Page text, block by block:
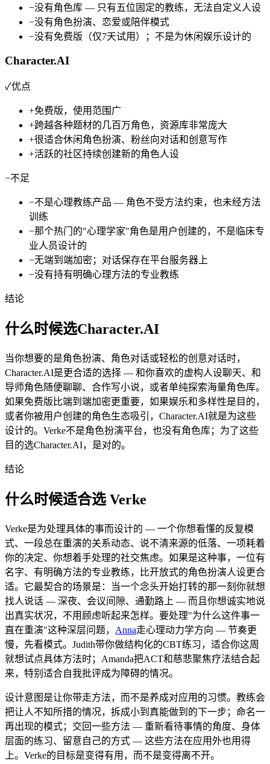
−没有角色库 — 只有五位固定的教练，无法自定义人设
−没有角色扮演、恋爱或陪伴模式
−没有免费版（仅7天试用）；不是为休闲娱乐设计的
Character.AI
✓优点
+免费版，使用范围广
+跨越各种题材的几百万角色，资源库非常庞大
+很适合休闲角色扮演、粉丝向对话和创意写作
+活跃的社区持续创建新的角色人设
−不足
−不是心理教练产品 — 角色不受方法约束，也未经方法
训练
−那个热门的"心理学家"角色是用户创建的，不是临床专
业人员设计的
−无端到端加密；对话保存在平台服务器上
−没有持有明确心理方法的专业教练
结论
什么时候选Character.AI
当你想要的是角色扮演、角色对话或轻松的创意对话时，
Character.AI是更合适的选择 — 和你喜欢的虚构人设聊天、和
导师角色随便聊聊、合作写小说，或者单纯探索海量角色库。
如果免费版比端到端加密更重要，如果娱乐和多样性是目的，
或者你被用户创建的角色生态吸引，Character.AI就是为这些
设计的。Verke不是角色扮演平台，也没有角色库；为了这些
目的选Character.AI，是对的。
结论
什么时候适合选 Verke
Verke是为处理具体的事而设计的 — 一个你想看懂的反复模
式、一段总在重演的关系动态、说不清来源的低落、一项耗着
你的决定、你想着手处理的社交焦虑。如果是这种事，一位有
名字、有明确方法的专业教练，比开放式的角色扮演人设更合
适。它最契合的场景是：当一个念头开始打转的那一刻你就想
找人说话 — 深夜、会议间隙、通勤路上 — 而且你想诚实地说
出真实状况，不用顾虑听起来怎样。要处理"为什么这件事一
直在重演"这种深层问题， Anna走心理动力学方向 — 节奏更
慢，先看模式。Judith带你做结构化的CBT练习，适合你这周
就想试点具体方法时；Amanda把ACT和慈悲聚焦疗法结合起
来，特别适合自我批评成为障碍的情况。
设计意图是让你带走方法，而不是养成对应用的习惯。教练会
把让人不知所措的情况，拆成小到真能做到的下一步；命名一
再出现的模式；交回一些方法 — 重新看待事情的角度、身体
层面的练习、留意自己的方式 — 这些方法在应用外也用得
上。Verke的目标是变得有用，而不是变得离不开。